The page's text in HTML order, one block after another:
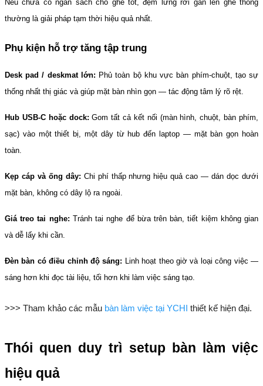
Nếu chưa có ngân sách cho ghế tốt, đệm lưng rời gắn lên ghế thông
thường là giải pháp tạm thời hiệu quả nhất.
Phụ kiện hỗ trợ tăng tập trung
Desk pad / deskmat lớn: Phủ toàn bộ khu vực bàn phím-chuột, tạo sự
thống nhất thị giác và giúp mặt bàn nhìn gọn — tác động tâm lý rõ rệt.
Hub USB-C hoặc dock: Gom tất cả kết nối (màn hình, chuột, bàn phím,
sạc) vào một thiết bị, một dây từ hub đến laptop — mặt bàn gọn hoàn
toàn.
Kẹp cáp và ống dây: Chi phí thấp nhưng hiệu quả cao — dán dọc dưới
mặt bàn, không có dây lộ ra ngoài.
Giá treo tai nghe: Tránh tai nghe để bừa trên bàn, tiết kiệm không gian
và dễ lấy khi cần.
Đèn bàn có điều chỉnh độ sáng: Linh hoạt theo giờ và loại công việc —
sáng hơn khi đọc tài liệu, tối hơn khi làm việc sáng tạo.
>>> Tham khảo các mẫu bàn làm việc tại YCHI thiết kế hiện đại.
Thói quen duy trì setup bàn làm việc
hiệu quả